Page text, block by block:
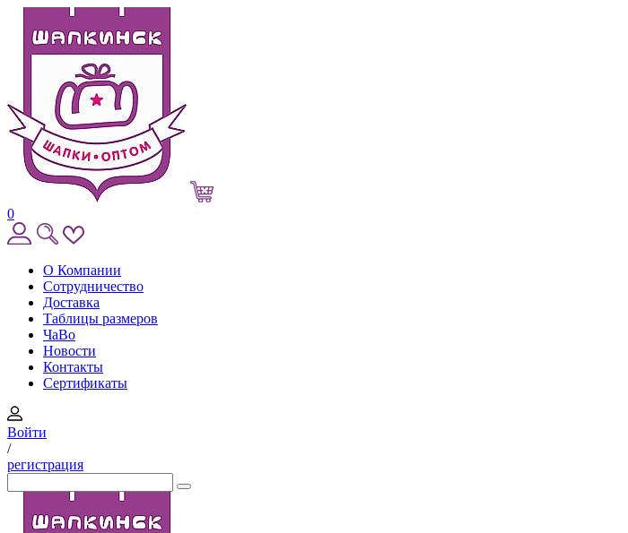
0
О Компании
Сотрудничество
Доставка
Таблицы размеров
ЧаВо
Новости
Контакты
Сертификаты
Войти
/
регистрация